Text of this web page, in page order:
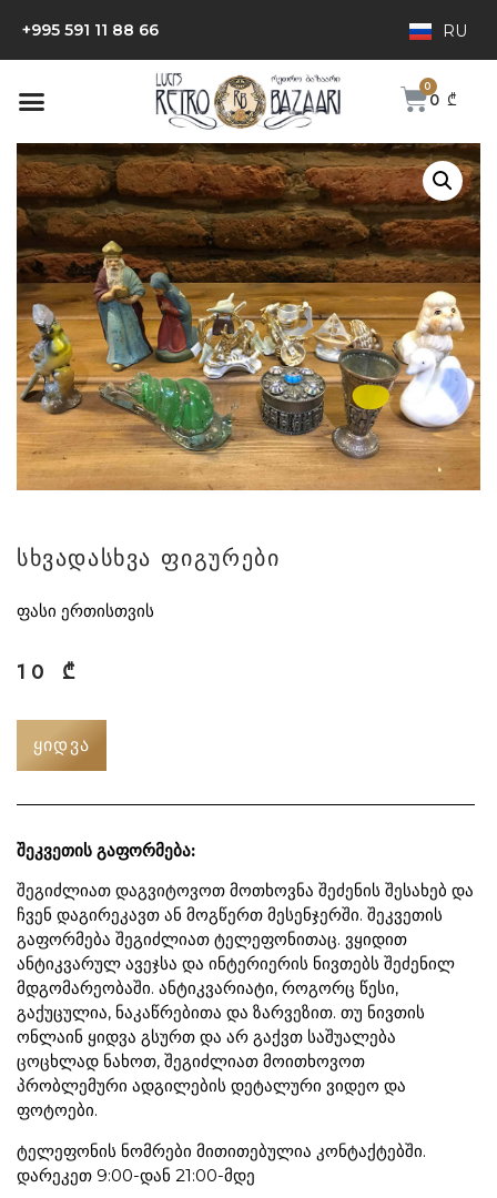
+995 591 11 88 66 RU
0 ₾
სხვადასხვა ფიგურები
ფასი ერთისთვის
10 ₾
ᲧᲘᲓᲕᲐ
შეკვეთის გაფორმება:
შეგიძლიათ დაგვიტოვოთ მოთხოვნა შეძენის შესახებ და
ჩვენ დაგირეკავთ ან მოგწერთ მესენჯერში. შეკვეთის
გაფორმება შეგიძლიათ ტელეფონითაც. ვყიდით
ანტიკვარულ ავეჯსა და ინტერიერის ნივთებს შეძენილ
მდგომარეობაში. ანტიკვარიატი, როგორც წესი,
გაქუცულია, ნაკაწრებითა და ზარვეზით. თუ ნივთის
ონლაინ ყიდვა გსურთ და არ გაქვთ საშუალება
ცოცხლად ნახოთ, შეგიძლიათ მოითხოვოთ
პრობლემური ადგილების დეტალური ვიდეო და
ფოტოები.
ტელეფონის ნომრები მითითებულია კონტაქტებში.
დარეკეთ 9:00-დან 21:00-მდე